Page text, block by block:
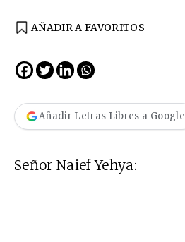
AÑADIR A FAVORITOS
Añadir Letras Libres a Google
Señor Naief Yehya: